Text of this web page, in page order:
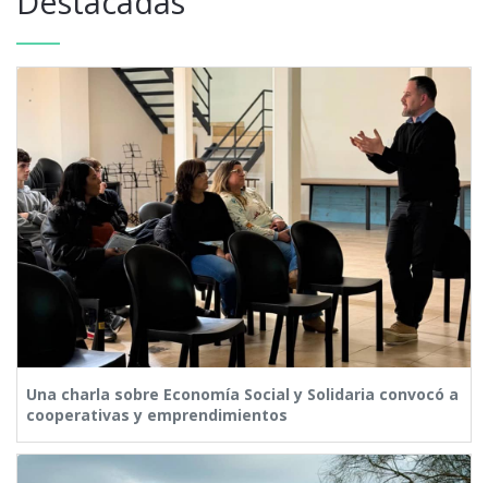
Una charla sobre Economía Social y Solidaria convocó a
cooperativas y emprendimientos